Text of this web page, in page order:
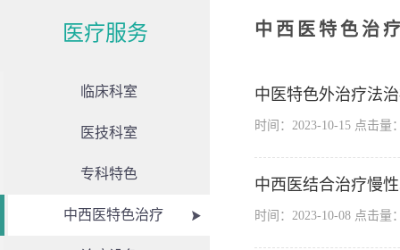
医疗服务
临床科室
医技科室
专科特色
中西医特色治疗
中西医特色治
中医特色外治疗法
时间：2023-10-15 点击量
中西医结合治疗慢
时间：2023-10-08 点击量